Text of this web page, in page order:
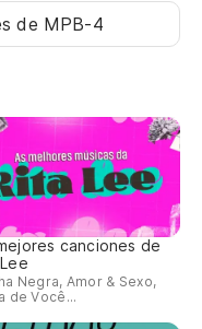
de MPB-4
canciones de
Negra, Amor & Sexo,
de Você...